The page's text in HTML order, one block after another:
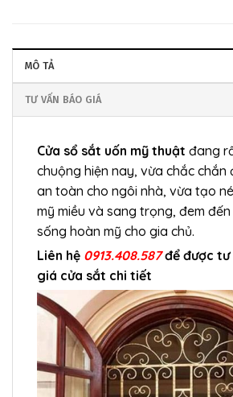
MÔ TẢ
TƯ VẤN BÁO GIÁ
Cửa sổ sắt uốn mỹ thuật đang
chuộng hiện nay, vừa chắc chắn
an toàn cho ngôi nhà, vừa tạo
mỹ miều và sang trọng, đem
sống hoàn mỹ cho gia chủ.
Liên hệ 0913.408.587để được tư
giá cửa sắt chi tiết